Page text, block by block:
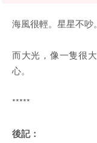
海風很輕。星星不吵
而大光，像一隻很
心。
*****
後記：